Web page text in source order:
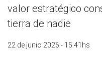
valor estratégico
tierra de nadie
22 de junio 2026 - 15:41hs